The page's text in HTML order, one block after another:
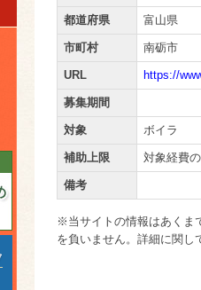
都道府県 富山県
市町村 南砺市
URL https://
募集期間
対象 ボイラ
補助上限 対象経費
備考
※当サイトの情報はあくま
を負いません。詳細に関し